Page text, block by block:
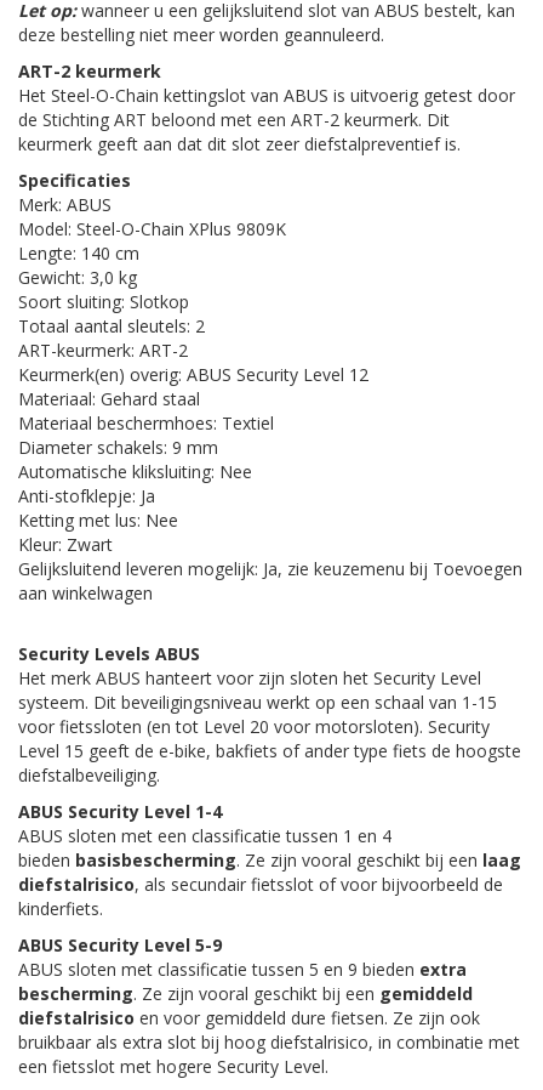
Let op:wanneer u een gelijksluitend slot van ABUS bestelt, kan
deze bestelling niet meer worden geannuleerd.
ART-2 keurmerk
Het Steel-O-Chain kettingslot van ABUS is uitvoerig getest door
de Stichting ART beloond met een ART-2 keurmerk. Dit
keurmerk geeft aan dat dit slot zeer diefstalpreventief is.
Specificaties
Merk: ABUS
Model: Steel-O-Chain XPlus 9809K
Lengte: 140 cm
Gewicht: 3,0 kg
Soort sluiting: Slotkop
Totaal aantal sleutels: 2
ART-keurmerk: ART-2
Keurmerk(en) overig: ABUS Security Level 12
Materiaal: Gehard staal
Materiaal beschermhoes: Textiel
Diameter schakels: 9 mm
Automatische kliksluiting: Nee
Anti-stofklepje: Ja
Ketting met lus: Nee
Kleur: Zwart
Gelijksluitend leveren mogelijk: Ja, zie keuzemenu bij Toevoegen
aan winkelwagen
Security Levels ABUS
Het merk ABUS hanteert voor zijn sloten het Security Level
systeem. Dit beveiligingsniveau werkt op een schaal van 1-15
voor fietssloten (en tot Level 20 voor motorsloten). Security
Level 15 geeft de e-bike, bakfiets of ander type fiets de hoogste
diefstalbeveiliging.
ABUS Security Level 1-4
ABUS sloten met een classificatie tussen 1 en 4
bieden basisbescherming. Ze zijn vooral geschikt bij een laag
diefstalrisico, als secundair fietsslot of voor bijvoorbeeld de
kinderfiets.
ABUS Security Level 5-9
ABUS sloten met classificatie tussen 5 en 9 bieden extra
bescherming. Ze zijn vooral geschikt bij een gemiddeld
diefstalrisico en voor gemiddeld dure fietsen. Ze zijn ook
bruikbaar als extra slot bij hoog diefstalrisico, in combinatie met
een fietsslot met hogere Security Level.